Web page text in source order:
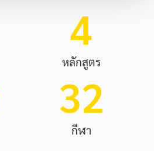
หลักสูตร
4
กีฬา
32